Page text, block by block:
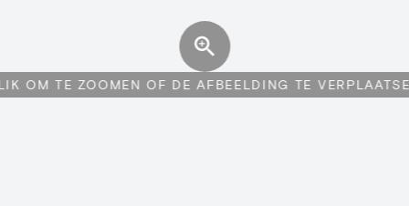
OM TE ZOOMEN OF DE AFBEELDING TE